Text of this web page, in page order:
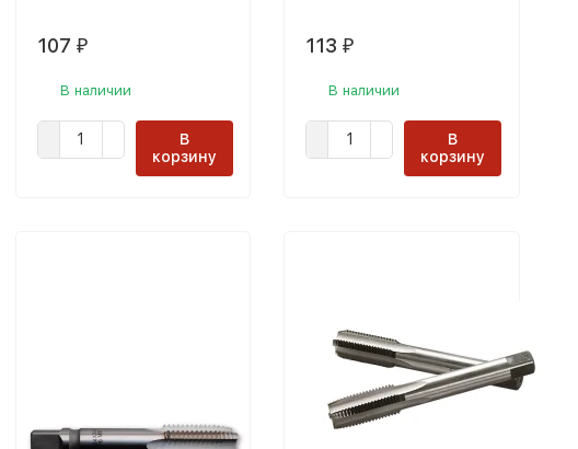
107 ₽
В наличии
В
корзину
113 ₽
В наличии
В
корзину